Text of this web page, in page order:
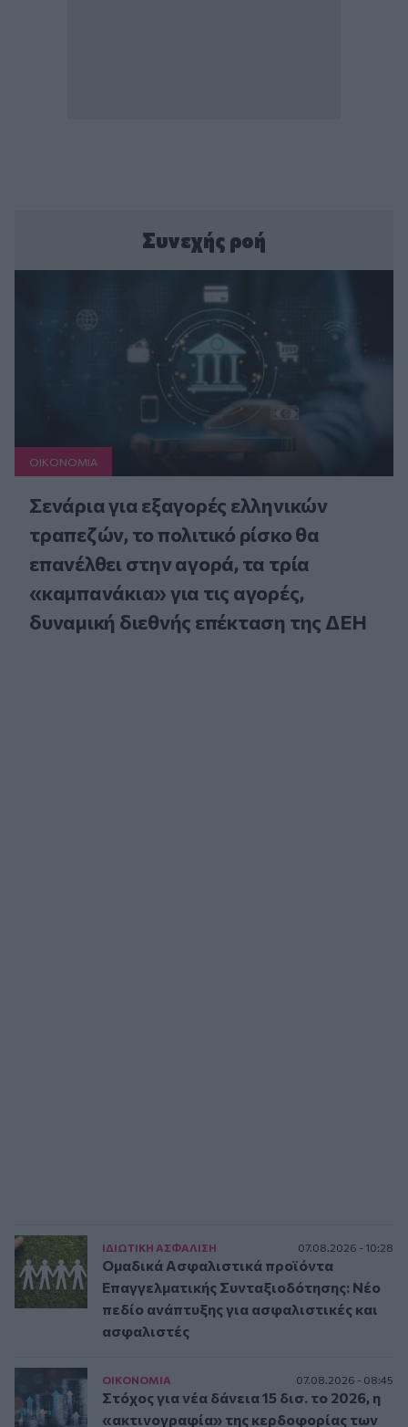
Συνεχής ροή
ΟΙΚΟΝΟΜΙΑ
Σενάρια για εξαγορές ελληνικών
τραπεζών, το πολιτικό ρίσκο θα
επανέλθει στην αγορά, τα τρία
«καμπανάκια» για τις αγορές,
δυναμική διεθνής επέκταση της ΔΕΗ
ΙΔΙΩΤΙΚΗ ΑΣΦAΛΙΣΗ 07.08.2026 - 10:28
Ομαδικά Ασφαλιστικά προϊόντα
Επαγγελματικής Συνταξιοδότησης: Νέο
πεδίο ανάπτυξης για ασφαλιστικές και
ασφαλιστές
ΟΙΚΟΝΟΜΙΑ 07.08.2026 - 08:45
Στόχος για νέα δάνεια 15 δισ. το 2026, η
«ακτινογραφία» της κερδοφορίας των